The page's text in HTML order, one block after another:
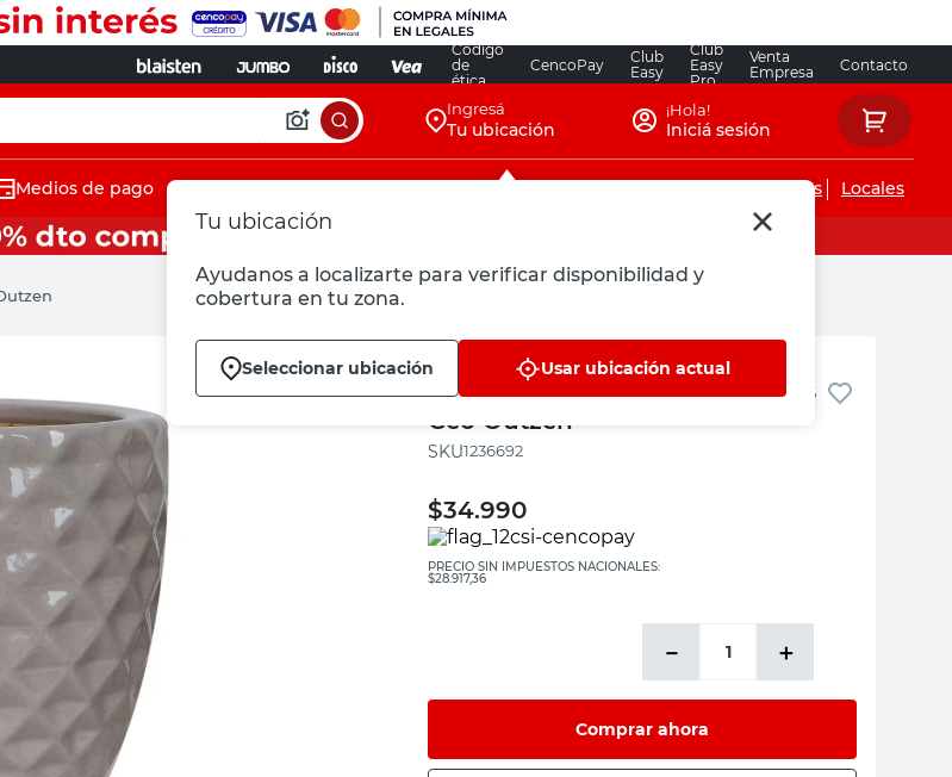
Código
de
ética
CencoPay
Club
Easy
Club
Easy
Pro
Venta
Empresa
Contacto
Ingresá
Tu ubicación
Tu ubicación
Ayudanos a localizarte para verificar disponibilidad y
cobertura en tu zona.
Seleccionar ubicación Usar ubicación actual
¡Hola!
Iniciá sesión
Medios de pago Servicios de instalaciones Locales
Outzen
Maceta Cerámica 16x14 Cm Gris
Geo Outzen
:1236692
$34.990
PRECIO SIN IMPUESTOS NACIONALES:
$28.917,36
＋
－
Comprar ahora